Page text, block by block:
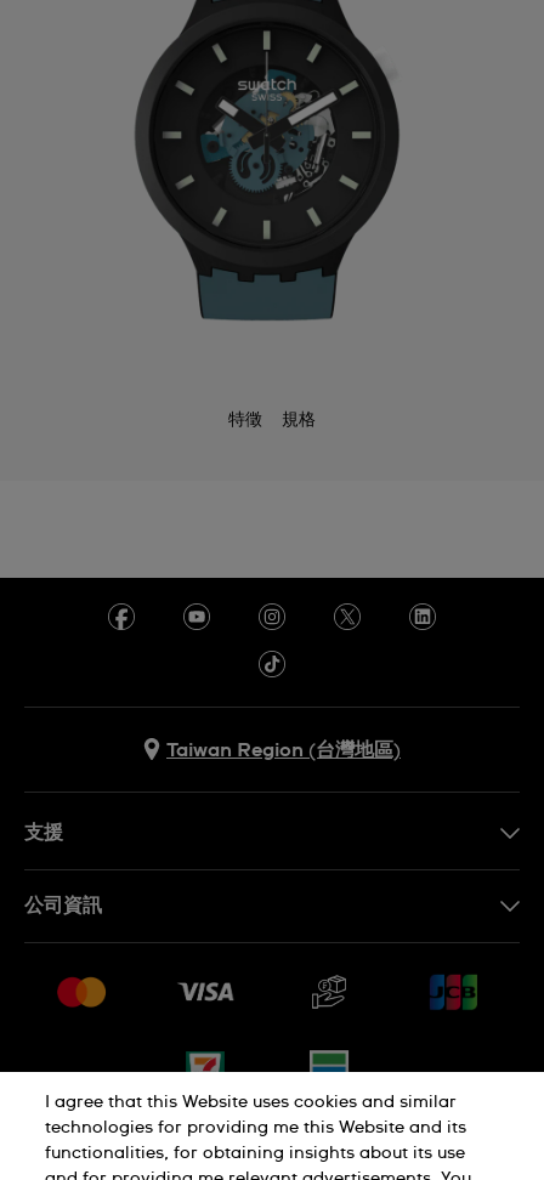
特徵 規格
Taiwan Region (台灣地區)
支援
銷售條款
公司資訊
工作機會
隱私權政策 Cookie Notice
I agree that this Website uses cookies and similar
technologies for providing me this Website and its
functionalities, for obtaining insights about its use